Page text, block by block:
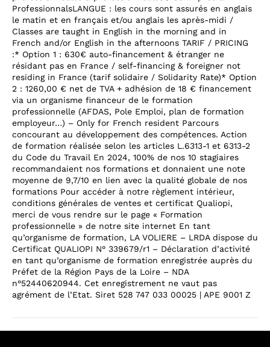
ProfessionnalsLANGUE : les cours sont assurés en anglais
le matin et en français et/ou anglais les après-midi /
Classes are taught in English in the morning and in
French and/or English in the afternoons TARIF / PRICING
:* Option 1 : 630€ auto-financement & étranger ne
résidant pas en France / self-financing & foreigner not
residing in France (tarif solidaire / Solidarity Rate)* Option
2 : 1260,00 € net de TVA + adhésion de 18 € financement
via un organisme financeur de le formation
professionnelle (AFDAS, Pole Emploi, plan de formation
employeur…) – Only for French resident Parcours
concourant au développement des compétences. Action
de formation réalisée selon les articles L.6313-1 et 6313-2
du Code du Travail En 2024, 100% de nos 10 stagiaires
recommandaient nos formations et donnaient une note
moyenne de 9,7/10 en lien avec la qualité globale de nos
formations Pour accéder à notre règlement intérieur,
conditions générales de ventes et certificat Qualiopi,
merci de vous rendre sur le page « Formation
professionnelle » de notre site internet En tant
qu’organisme de formation, LA VOLIERE – LRDA dispose du
Certificat QUALIOPI N° 339679/r1 – Déclaration d’activité
en tant qu’organisme de formation enregistrée auprès du
Préfet de la Région Pays de la Loire – NDA
n°52440620944. Cet enregistrement ne vaut pas
agrément de l’Etat. Siret 528 747 033 00025 | APE 9001 Z